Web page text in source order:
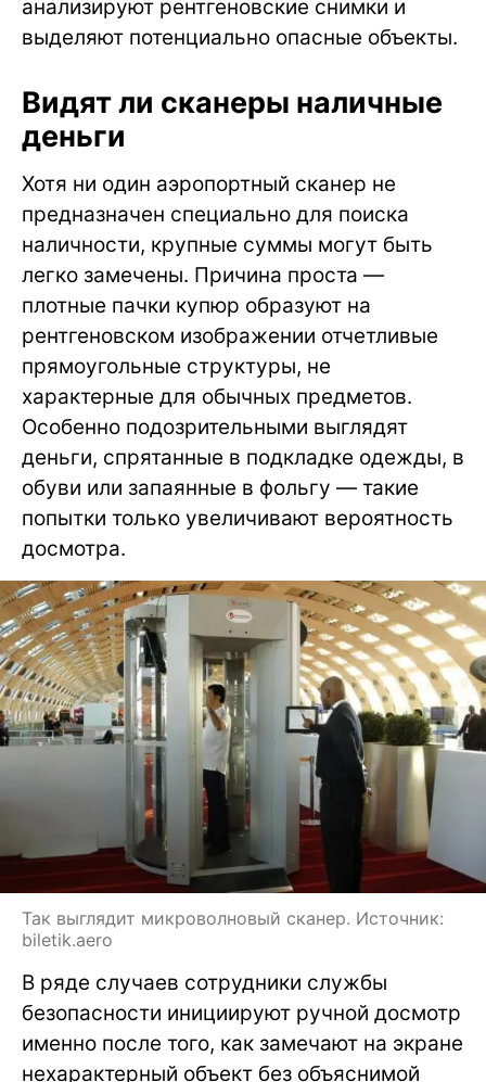
анализируют рентгеновские снимки и
выделяют потенциально опасные объекты.
Видят ли сканеры наличные
деньги
Хотя ни один аэропортный сканер не
предназначен специально для поиска
наличности, крупные суммы могут быть
легко замечены. Причина проста —
плотные пачки купюр образуют на
рентгеновском изображении отчетливые
прямоугольные структуры, не
характерные для обычных предметов.
Особенно подозрительными выглядят
деньги, спрятанные в подкладке одежды, в
обуви или запаянные в фольгу — такие
попытки только увеличивают вероятность
досмотра.
Так выглядит микроволновый сканер. Источник:
biletik.aero
В ряде случаев сотрудники службы
безопасности инициируют ручной досмотр
именно после того, как замечают на экране
нехарактерный объект без объяснимой